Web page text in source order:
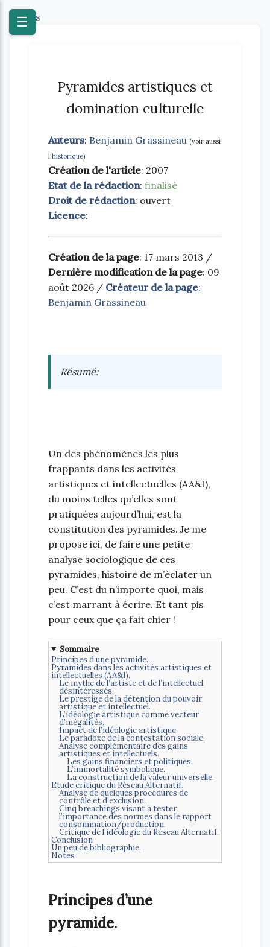
☰
Textes
Pyramides artistiques et
domination culturelle
Auteurs: Benjamin Grassineau (voir aussi
l'historique)
Création de l'article: 2007
Etat de la rédaction: finalisé
Droit de rédaction: ouvert
Licence:
Création de la page: 17 mars 2013 /
Dernière modification de la page: 09
août 2026 / Créateur de la page:
Benjamin Grassineau
Résumé:
Un des phénomènes les plus
frappants dans les activités
artistiques et intellectuelles (AA&I),
du moins telles qu’elles sont
pratiquées aujourd’hui, est la
constitution des pyramides. Je me
propose ici, de faire une petite
analyse sociologique de ces
pyramides, histoire de m’éclater un
peu. C’est du n’importe quoi, mais
c’est marrant à écrire. Et tant pis
pour ceux que ça fait chier !
Sommaire
Principes d’une pyramide.
Pyramides dans les activités artistiques et
intellectuelles (AA&I).
Le mythe de l’artiste et de l’intellectuel
désintéressés.
Le prestige de la détention du pouvoir
artistique et intellectuel.
L’idéologie artistique comme vecteur
d’inégalités.
Impact de l’idéologie artistique.
Le paradoxe de la contestation sociale.
Analyse complémentaire des gains
artistiques et intellectuels.
Les gains financiers et politiques.
L’immortalité symbolique.
La construction de la valeur universelle.
Etude critique du Réseau Alternatif.
Analyse de quelques procédures de
contrôle et d’exclusion.
Cinq breachings visant à tester
l’importance des normes dans le rapport
consommation/production.
Critique de l’idéologie du Réseau Alternatif.
Conclusion
Un peu de bibliographie.
Notes
Principes d’une
pyramide.